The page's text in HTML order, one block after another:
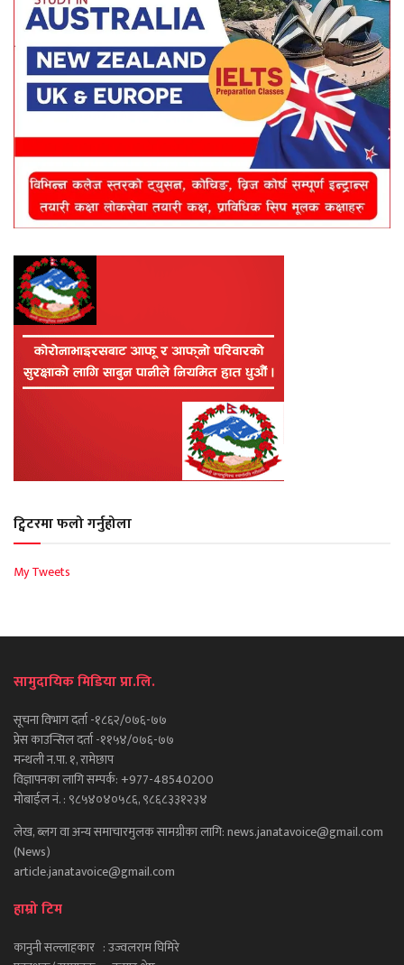
ट्विटरमा फलो गर्नुहोला
My Tweets
सामुदायिक मिडिया प्रा.लि.
सूचना विभाग दर्ता -१८६२/०७६-७७
प्रेस काउन्सिल दर्ता -११५४/०७६-७७
मन्थली न.पा. १, रामेछाप
विज्ञापनका लागि सम्पर्क: +977-48540200
मोबाईल नं. : ९८५४०४०५८६, ९८६८३३१२३४
लेख, ब्लग वा अन्य समाचारमुलक सामग्रीका लागि: news.janatavoice@gmail.com
(News)
article.janatavoice@gmail.com
हाम्रो टिम
कानुनी सल्लाहकार : उज्वलराम घिमिरे